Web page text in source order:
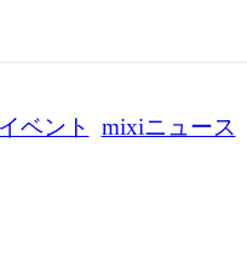
イベント mixiニュース